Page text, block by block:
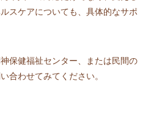
スケアについても、具体的なサポ
保健福祉センター、または民間の
合わせてみてください。